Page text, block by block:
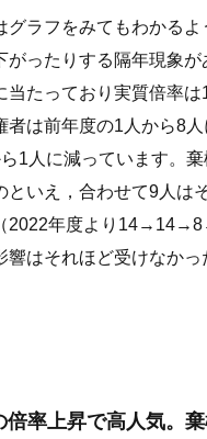
グラフをみてもわかる
がったりする隔年現象
当たっており実質倍率は
者は前年度の1人から8人
1人に減っています。
といえ，合わせて9人は
2022年度より
響はそれほど受けなかっ
倍率上昇で高人気。